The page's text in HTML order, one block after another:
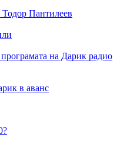
Пантилеев
на Дарик радио
в аванс